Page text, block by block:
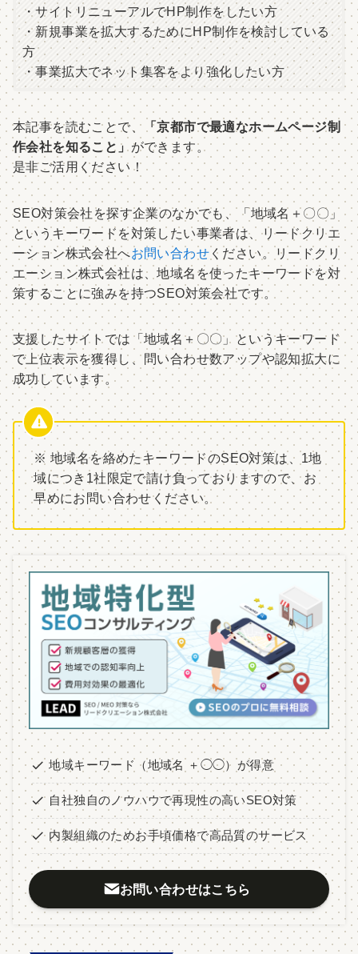
・サイトリニューアルでHP制作をしたい方
・新規事業を拡大するためにHP制作を検討している
方
・事業拡大でネット集客をより強化したい方
本記事を読むことで、
「京都市で最適なホームページ制
作会社を知ること」 ができます。
是非ご活用ください！
SEO対策会社を探す企業のなかでも、「地域名＋〇〇」
というキーワードを対策したい事業者は、リードクリエ
ーション株式会社へお問い合わせ ください。リードクリ
エーション株式会社は、地域名を使ったキーワードを対
策することに強みを持つSEO対策会社です。
支援したサイトでは「地域名＋〇〇」というキーワード
で上位表示を獲得し、問い合わせ数アップや認知拡大に
成功しています。
※ 地域名を絡めたキーワードのSEO対策は、1地
域につき1社限定で請け負っておりますので、お
早めにお問い合わせください。
地域キーワード（地域名 ＋◯◯）が得意
自社独自のノウハウで再現性の高いSEO対策
内製組織のためお手頃価格で高品質のサービス
お問い合わせはこちら